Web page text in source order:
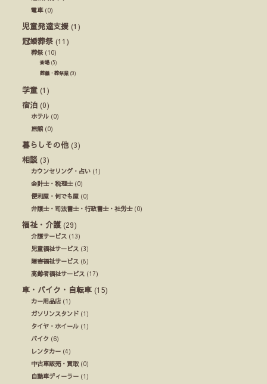
電車(0)
児童発達支援 (1)
冠婚葬祭 (11)
葬祭(10)
斎場(5)
葬儀・葬祭業 (9)
学童 (1)
宿泊 (0)
ホテル (0)
旅館 (0)
暮らしその他 (3)
相談 (3)
カウンセリング・占い (1)
会計士・税理士(0)
便利屋・何でも屋 (0)
弁護士・司法書士・行政書士・社労士(0)
福祉・介護(29)
介護サービス (13)
児童福祉サービス (3)
障害福祉サービス (8)
高齢者福祉サービス (17)
車・バイク・自転車 (15)
カー用品店 (1)
ガソリンスタンド (1)
タイヤ・ホイール (1)
バイク (6)
レンタカー (4)
中古車販売・買取 (0)
自動車ディーラー (1)